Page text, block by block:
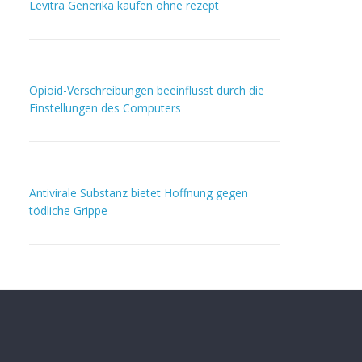
Levitra Generika kaufen ohne rezept
Opioid-Verschreibungen beeinflusst durch die
Einstellungen des Computers
Antivirale Substanz bietet Hoffnung gegen
tödliche Grippe